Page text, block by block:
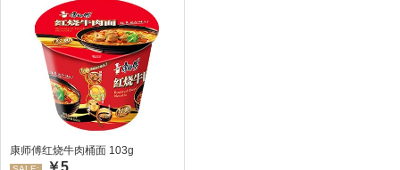
康师傅红烧牛肉桶面 103g
￥5